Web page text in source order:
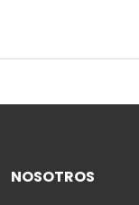
NOSOTROS